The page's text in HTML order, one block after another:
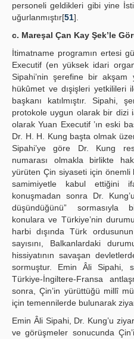
personeli geldikleri gibi yine
uğurlanmıştır[51].
c. Mareşal Çan Kay Şek’le
İtimatname programın ertesi
Executif (en yüksek idari
Sipahi’nin şerefine bir akşam
hükûmet ve dışişleri yetkilileri
başkanı katılmıştır. Sipahi,
protokole uygun olarak bir dizi
olarak Yuan Executif ’ın eski
Dr. H. H. Kung başta olmak
Sipahi’ye göre Dr. Kung
numarası olmakla birlikte
yürüten Çin siyaseti için önemli
samimiyetle kabul ettiğini
konuşmadan sonra Dr.
düşündüğünü” sormasıyla
konulara ve Türkiye’nin
harbi dışında Türk
sayısını, Balkanlardaki
hissiyatının savaşan
sormuştur. Emin Âli Sipahi,
Türkiye-İngiltere-Fransa
sonra, Çin’in yürüttüğü millî
için temennilerde bulunarak
Emin Âli Sipahi, Dr. Kung’u
ve görüşmeler sonucunda